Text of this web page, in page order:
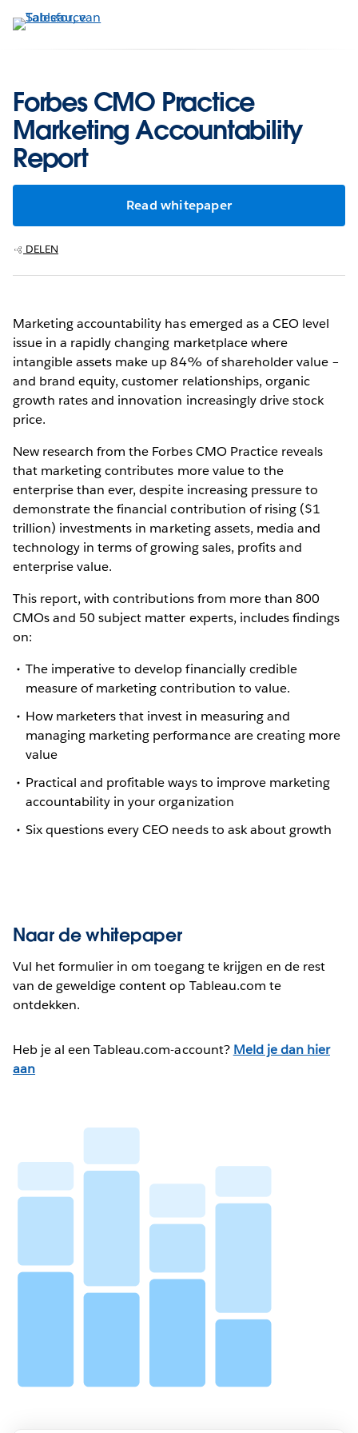
Verder
naar
Forbes CMO Practice
Marketing Accountability
Report
Read whitepaper
DELEN
Marketing accountability has emerged as a CEO level
issue in a rapidly changing marketplace where
intangible assets make up 84% of shareholder value –
and brand equity, customer relationships, organic
growth rates and innovation increasingly drive stock
price.
New research from the Forbes CMO Practice reveals
that marketing contributes more value to the
enterprise than ever, despite increasing pressure to
demonstrate the financial contribution of rising ($1
trillion) investments in marketing assets, media and
technology in terms of growing sales, profits and
enterprise value.
This report, with contributions from more than 800
CMOs and 50 subject matter experts, includes findings
on:
The imperative to develop financially credible
measure of marketing contribution to value.
How marketers that invest in measuring and
managing marketing performance are creating more
value
Practical and profitable ways to improve marketing
accountability in your organization
Six questions every CEO needs to ask about growth
Naar de whitepaper
Vul het formulier in om toegang te krijgen en de rest
van de geweldige content op Tableau.com te
ontdekken.
Heb je al een Tableau.com-account? Meld je dan hier
aan